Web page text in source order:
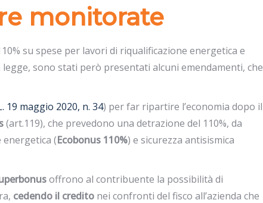
monitorate
su spese per lavori di riqualificazione energetica e
sono stati però presentati alcuni emendamenti, che
19 maggio 2020, n. 34) per far ripartire l’economia dopo il
(art.119), che prevedono una detrazione del 110%, da
(Ecobonus 110%) e sicurezza antisismica
offrono al contribuente la possibilità di
cedendo il credito nei confronti del fisco all’azienda che